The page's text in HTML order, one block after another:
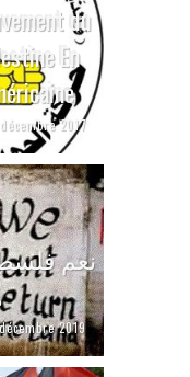
du
En
2017
نعم
2019